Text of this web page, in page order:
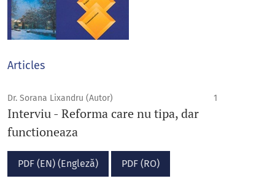
Articles
Dr. Sorana Lixandru (Autor) 1
Interviu - Reforma care nu tipa, dar
functioneaza
PDF (EN) (Engleză) PDF (RO)